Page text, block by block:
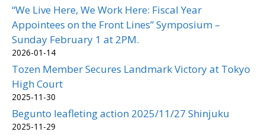
“We Live Here, We Work Here: Fiscal Year
Appointees on the Front Lines” Symposium –
Sunday February 1 at 2PM.
2026-01-14
Tozen Member Secures Landmark Victory at Tokyo
High Court
2025-11-30
Begunto leafleting action 2025/11/27 Shinjuku
2025-11-29